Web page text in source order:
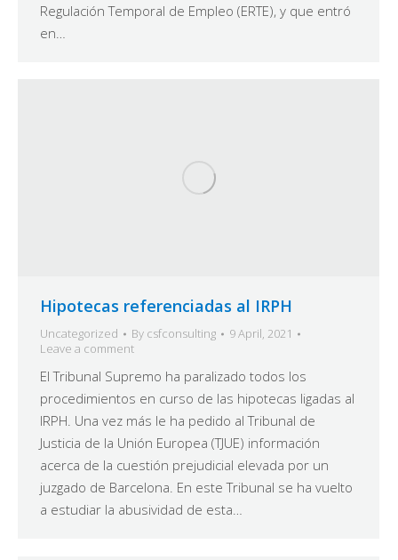
Regulación Temporal de Empleo (ERTE), y que entró
en…
Hipotecas referenciadas al IRPH
Uncategorized By csfconsulting
9 April, 2021
Leave a comment
El Tribunal Supremo ha paralizado todos los
procedimientos en curso de las hipotecas ligadas al
IRPH. Una vez más le ha pedido al Tribunal de
Justicia de la Unión Europea (TJUE) información
acerca de la cuestión prejudicial elevada por un
juzgado de Barcelona. En este Tribunal se ha vuelto
a estudiar la abusividad de esta…